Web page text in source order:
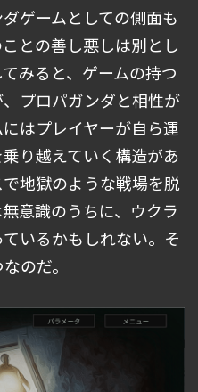
ゲームとしての側面も
との善し悪しは別とし
みると、ゲームの持つ
プロパガンダと相性が
はプレイヤーが自ら運
り越えていく構造があ
地獄のような戦場を脱
意識のうちに、ウクラ
いるかもしれない。そ
のだ。